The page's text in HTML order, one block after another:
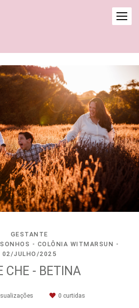
GESTANTE
- COLÔNIA WITMARSUN
02/JULHO/2025
CHE - BETINA
0 curtidas